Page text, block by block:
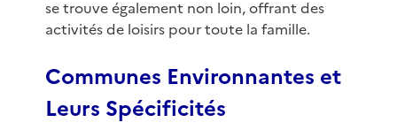
se trouve également non loin, offrant des
activités de loisirs pour toute la famille.
Communes Environnantes et
Leurs Spécificités